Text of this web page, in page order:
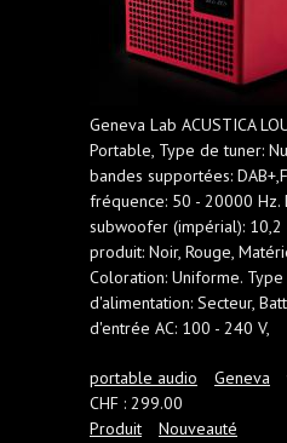
Geneva Lab ACUSTICA
Portable, Type de tuner:
bandes supportées:
fréquence: 50 - 20000
subwoofer (impérial): 10,2
produit: Noir, Rouge,
Coloration: Uniforme.
d'alimentation: Secteur,
d'entrée AC: 100 - 240 V,
portable audio Geneva
CHF : 299.00
Produit
Nouveauté